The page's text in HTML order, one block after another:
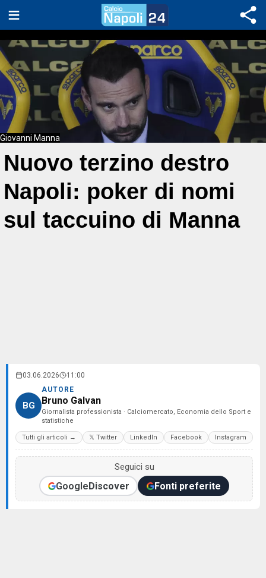
Giovanni Manna
Nuovo terzino destro
Napoli: poker di nomi
sul taccuino di Manna
03.06.2026 11:00
BG
AUTORE
Bruno Galvan
Giornalista professionista · Calciomercato, Economia dello Sport e
statistiche
Tutti gli articoli → 𝕏 Twitter LinkedIn Facebook Instagram
Seguici su
GoogleDiscover Fonti preferite